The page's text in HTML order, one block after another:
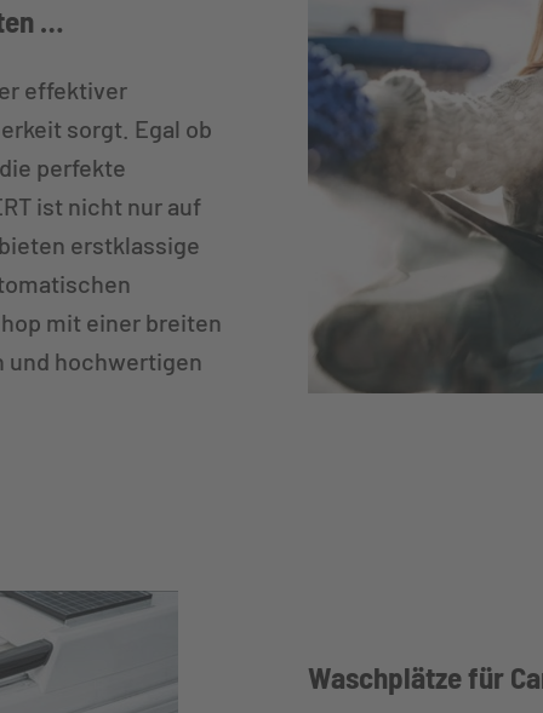
…
effektiver
sorgt. Egal ob
perfekte
ist nicht nur auf
erstklassige
mit einer breiten
und hochwertigen
Waschplätze für